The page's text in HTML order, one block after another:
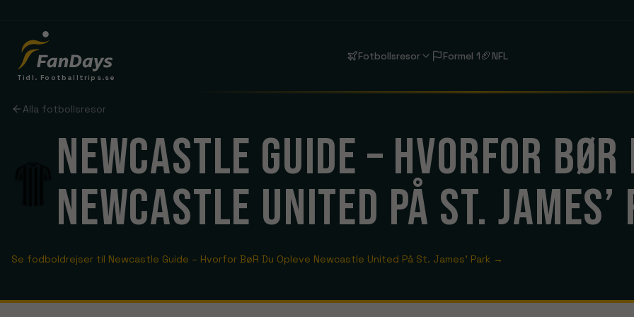
Tidl. Footballtrips.se
Fotbollsresor
Old Trafford Anfield
Tottenham
Tottenham Hotspur Stadium
FC Barcelona
Estadi Olímpic Lluís Companys
LIGAER
La Liga
HOLD & REJSER
Brighton
Se rejser
Chelsea
Formel 1🏈 NFL
Alla fotbollsresor
NEWCASTLE GUIDE – HVORFOR
NEWCASTLE UNITED PÅ ST. JAMES’
Se fodboldrejser til Newcastle Guide – Hvorfor BøR Du Opleve Newcastle United På St. James’ Park →